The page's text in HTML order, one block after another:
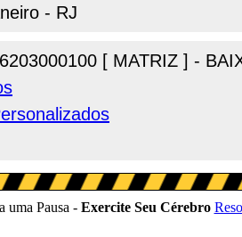
- RJ
[ MATRIZ ] -